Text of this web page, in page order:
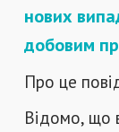
нових
добовим
Про це
Відомо, що